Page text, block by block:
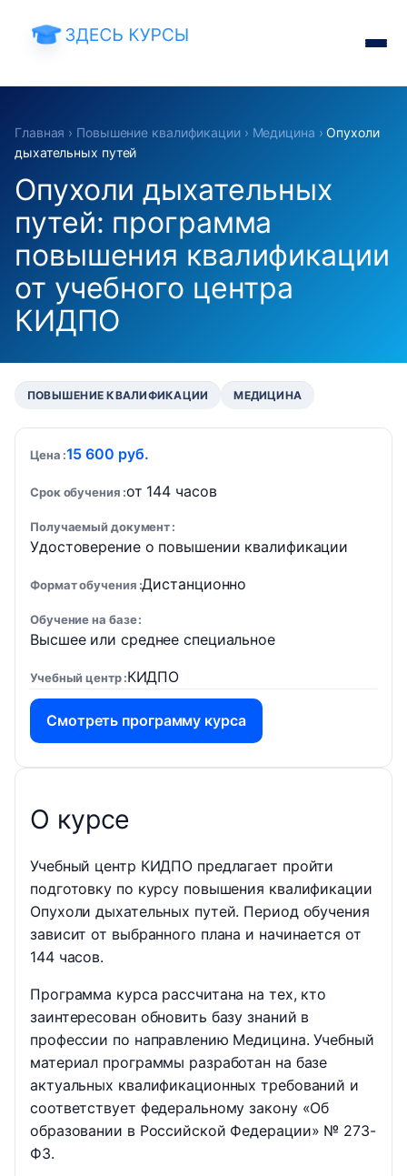
Главная › Повышение квалификации› Медицина ›Опухоли
дыхательных путей
Опухоли дыхательных
путей: программа
повышения квалификации
от учебного центра
КИДПО
ПОВЫШЕНИЕ КВАЛИФИКАЦИИ МЕДИЦИНА
Цена 15 600 руб.
Срок обучения от 144 часов
Получаемый документ
Удостоверение о повышении квалификации
Формат обучения Дистанционно
Обучение на базе
Высшее или среднее специальное
Учебный центр КИДПО
Смотреть программу курса
О курсе
Учебный центр КИДПО предлагает пройти
подготовку по курсу повышения квалификации
Опухоли дыхательных путей. Период обучения
зависит от выбранного плана и начинается от
144 часов.
Программа курса рассчитана на тех, кто
заинтересован обновить базу знаний в
профессии по направлению Медицина. Учебный
материал программы разработан на базе
актуальных квалификационных требований и
соответствует федеральному закону «Об
образовании в Российской Федерации» № 273-
ФЗ.